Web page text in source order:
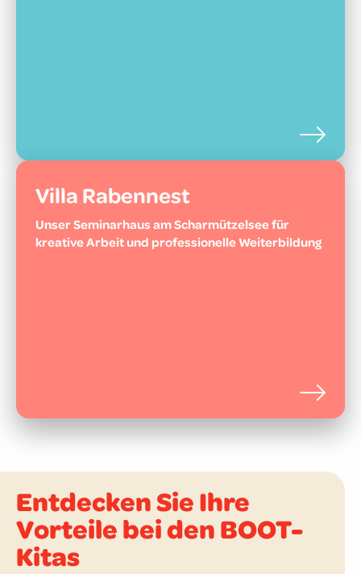
Villa Rabennest
Unser Seminarhaus am Scharmützelsee für
kreative Arbeit und professionelle Weiterbildung
Entdecken Sie Ihre
Vorteile bei den BOOT-
Kitas